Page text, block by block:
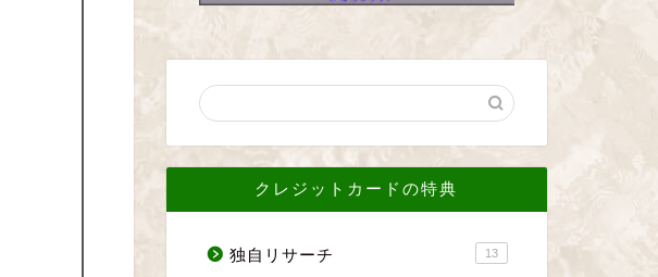
クレジットカードの特典
独自リサーチ 13